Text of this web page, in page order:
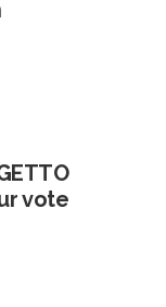
vote